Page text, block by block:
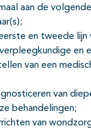
aan de
en tweede lijn
en
van een
van
behandelingen;
van